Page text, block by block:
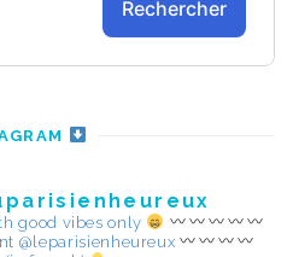
good vibes only
@leparisienheureux